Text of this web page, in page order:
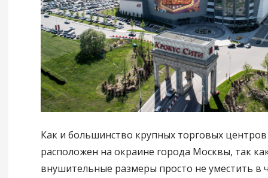
Как и большинство крупных торговых
расположен на окраине города Москвы, так
внушительные размеры просто не уместить в